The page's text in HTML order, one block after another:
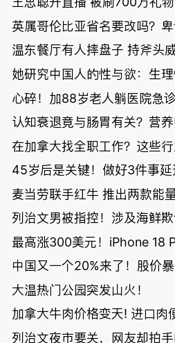
英属哥伦比亚省名要改吗？
温东餐厅有人摔盘子 持斧头
她研究中国人的性与欲：生
心碎！加88岁老人躺医院急
认知衰退竟与肠胃有关？营
在加拿大找全职工作？这些
45岁后是关键！做好3件事延
麦当劳联手红牛 推出两款能
列治文男被指控！涉及海鲜
最高涨300美元！iPhone 18
中国又一个20%来了！股价
大温热门公园突发山火！
加拿大牛肉价格变天! 进口肉
列治文夜市要关，网友却拍手